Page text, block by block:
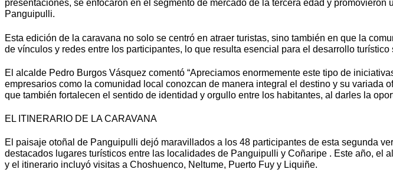
presentaciones, se enfocaron en el segmento de mercado de la tercera edad y
Panguipulli.
Esta edición de la caravana no solo se centró en atraer turistas, sino también en que la
de vínculos y redes entre los participantes, lo que resulta esencial para el desarrollo turístico
El alcalde Pedro Burgos Vásquez comentó “Apreciamos enormemente este tipo de
empresarios como la comunidad local conozcan de manera integral el destino y su
que también fortalecen el sentido de identidad y orgullo entre los habitantes, al darles la
EL ITINERARIO DE LA CARAVANA
El paisaje otoñal de Panguipulli dejó maravillados a los 48 participantes de esta segunda
destacados lugares turísticos entre las localidades de Panguipulli y Coñaripe . Este año,
y el itinerario incluyó visitas a Choshuenco, Neltume, Puerto Fuy y Liquiñe.